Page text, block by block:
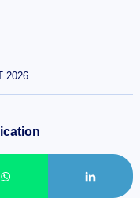
2026